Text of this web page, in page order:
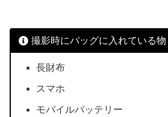
撮影時にバッグに入れている物
長財布
スマホ
モバイルバッテリー